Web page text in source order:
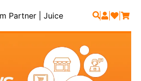
| | |